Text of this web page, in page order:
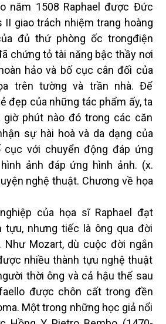
năm 1508 Raphael được Đức
II giao trách nhiệm trang hoàng
đủ thứ phòng ốc trongđiện
chứng tỏ tài năng bậc thầy nơi
hảo và bố cục cân đối của
trên tường và trần nhà. Để
đẹp của những tác phẩm ấy, ta
phút nào đó trong các căn
sự hài hoà và da dạng của
cục với chuyển động đáp ứng
ảnh đáp ứng hình ảnh. (x.
nghệ thuật. Chương về họa
của họa sĩ Raphael đạt
tựu, nhưng tiếc là ông qua đời
Mozart, dù cuộc đời ngắn
nhiều thành tựu nghệ thuật
thời ông và cả hậu thế sau
được chôn cất trong đền
Một trong những học giả nổi